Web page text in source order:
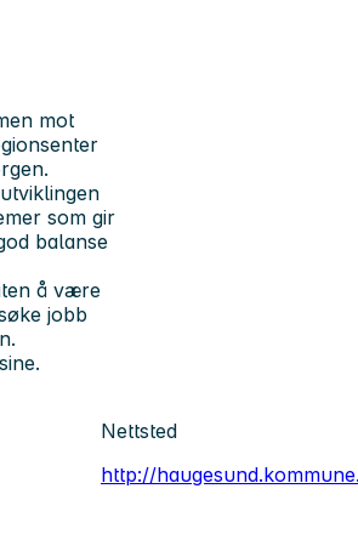
mot
som gir
balanse
å være
jobb
Nettsted
http://